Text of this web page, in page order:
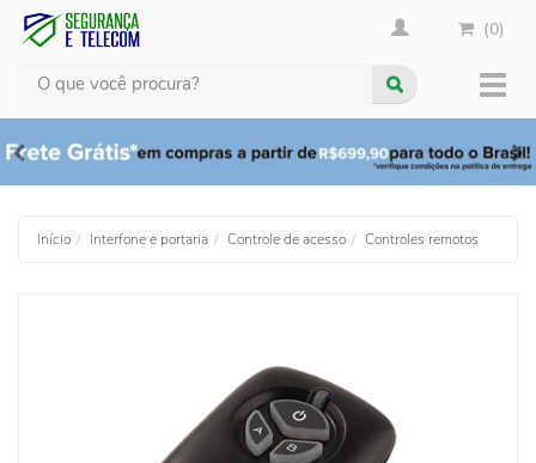
(0)
Busca
Início Interfone e portaria Controle de acesso Controles remotos